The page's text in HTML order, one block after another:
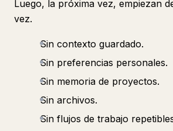
Luego, la próxima vez, empiezan
vez.
Sin contexto guardado.
Sin preferencias personales.
Sin memoria de proyectos.
Sin archivos.
Sin flujos de trabajo